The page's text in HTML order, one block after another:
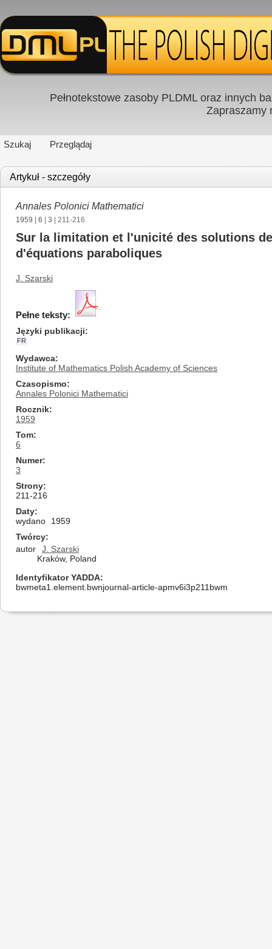
Pełnotekstowe zasoby PLDML oraz innych
Zapraszamy
Szukaj Przeglądaj
Artykuł - szczegóły
Annales Polonici Mathematici
1959 6 3 | 211-216
Sur la limitation et l'unicité des solutions
d'équations paraboliques
J. Szarski
Pełne teksty:
Języki publikacji
FR
Wydawca
Institute of Mathematics Polish Academy of Sciences
Czasopismo
Annales Polonici Mathematici
Rocznik
1959
Tom
6
Numer
3
Strony
211-216
Daty
wydano
1959
Twórcy
autor
J. Szarski
Kraków, Poland
Identyfikator YADDA
bwmeta1.element.bwnjournal-article-apmv6i3p211bwm